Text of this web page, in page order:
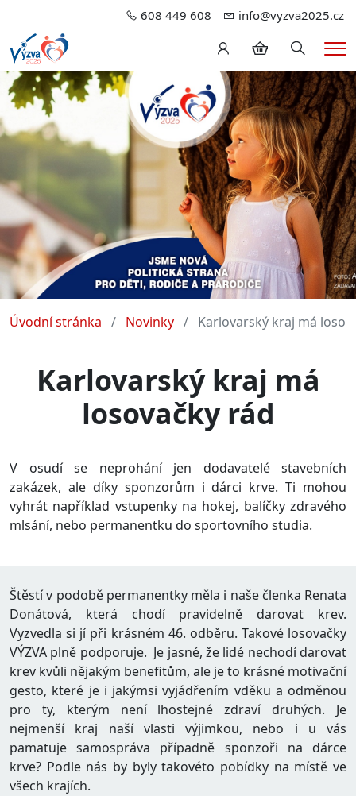
608 449 608 info@vyzva2025.cz
Hledání
Úvodní stránka Novinky Karlovarský kraj má
Karlovarský kraj má
losovačky rád
V osudí se neprohání jen dodavatelé stavebních
zakázek, ale díky sponzorům i dárci krve. Ti mohou
vyhrát například vstupenky na hokej, balíčky zdravého
mlsání, nebo permanentku do sportovního studia.
Štěstí v podobě permanentky měla i naše členka Renata
Donátová, která chodí pravidelně darovat krev.
Vyzvedla si jí při krásném 46. odběru. Takové losovačky
VÝZVA plně podporuje. Je jasné, že lidé nechodí darovat
krev kvůli nějakým benefitům, ale je to krásné motivační
gesto, které je i jakýmsi vyjádřením vděku a odměnou
pro ty, kterým není lhostejné zdraví druhých. Je
nejmenší kraj naší vlasti výjimkou, nebo i u vás
pamatuje samospráva případně sponzoři na dárce
krve? Podle nás by byly takovéto pobídky na místě ve
všech krajích.